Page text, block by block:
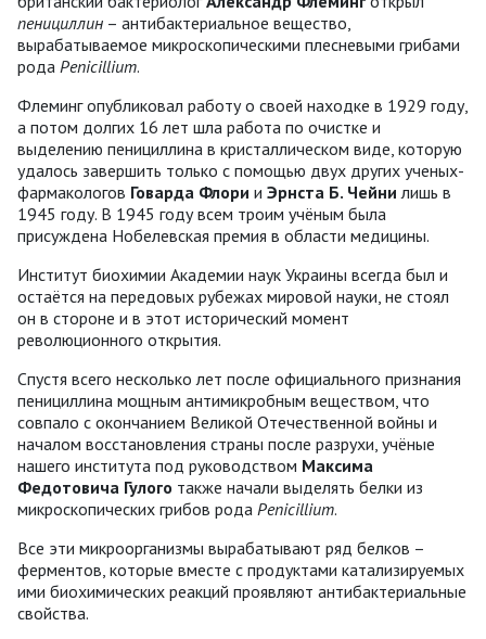
пенициллин – антибактериальное вещество,
вырабатываемое микроскопическими плесневыми грибами
рода Penicillium.
Флеминг опубликовал работу о своей находке в 1929 году,
а потом долгих 16 лет шла работа по очистке и
выделению пенициллина в кристаллическом виде, которую
удалось завершить только с помощью двух других ученых-
фармакологов Говарда Флори и Эрнста Б. Чейни лишь в
1945 году. В 1945 году всем троим учёным была
присуждена Нобелевская премия в области медицины.
Институт биохимии Академии наук Украины всегда был и
остаётся на передовых рубежах мировой науки, не стоял
он в стороне и в этот исторический момент
революционного открытия.
Спустя всего несколько лет после официального признания
пенициллина мощным антимикробным веществом, что
совпало с окончанием Великой Отечественной войны и
началом восстановления страны после разрухи, учёные
нашего института под руководством Максима
Федотовича Гулого также начали выделять белки из
микроскопических грибов рода Penicillium.
Все эти микроорганизмы вырабатывают ряд белков –
ферментов, которые вместе с продуктами катализируемых
ими биохимических реакций проявляют антибактериальные
свойства.